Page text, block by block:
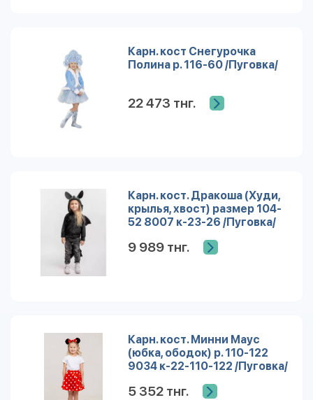
Карн. кост Снегурочка
Полина р. 116-60 /Пуговка/
22 473 тнг.
Карн. кост. Дракоша (Худи,
крылья, хвост) размер 104-
52 8007 к-23-26 /Пуговка/
9 989 тнг.
Карн. кост. Минни Маус
(юбка, ободок) р. 110-122
9034 к-22-110-122 /Пуговка/
5 352 тнг.